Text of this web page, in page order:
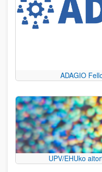
ADAGIO
UPV/EHUko